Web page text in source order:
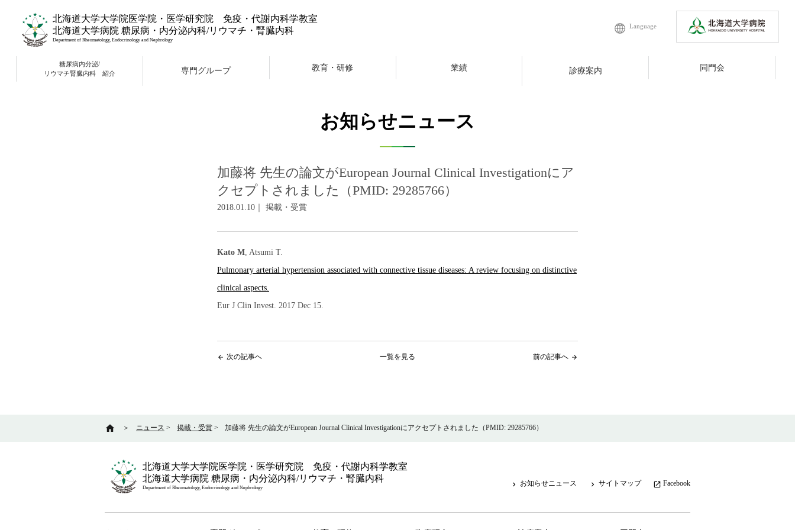
北海道大学大学院医学院・医学研究院 免疫・代謝内科学教室
北海道大学病院 糖尿病・内分泌内科/リウマチ・腎臓内科
Department of Rheumatology, Endocrinology and Nephrology
Language
糖尿病内分泌/
リウマチ腎臓内科 紹介
専門グループ 教育・研修 業績 診療案内 同門会
お知らせニュース
加藤将 先生の論文がEuropean Journal Clinical Investigationにア
クセプトされました（PMID: 29285766）
2018.01.10｜ 掲載・受賞
Kato M, Atsumi T.
Pulmonary arterial hypertension associated with connective tissue diseases: A review focusing on distinctive
clinical aspects.
Eur J Clin Invest. 2017 Dec 15.
arrow_back 次の記事へ 一覧を見る arrow_forward
前の記事へ
home ＞ ニュース > 掲載・受賞 > 加藤将 先生の論文がEuropean Journal Clinical Investigationにアクセプトされました（PMID: 29285766）
北海道大学大学院医学院・医学研究院 免疫・代謝内科学教室
北海道大学病院 糖尿病・内分泌内科/リウマチ・腎臓内科
Department of Rheumatology, Endocrinology and Nephrology keyboard_arrow_right お知らせニュース keyboard_arrow_right サイトマップ launch Facebook